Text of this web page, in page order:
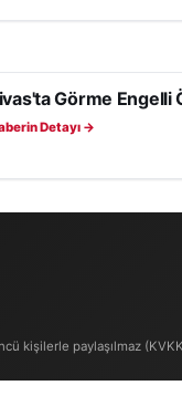
HABERLERI
Görme Engelli
Detayı →
kişilerle paylaşılmaz